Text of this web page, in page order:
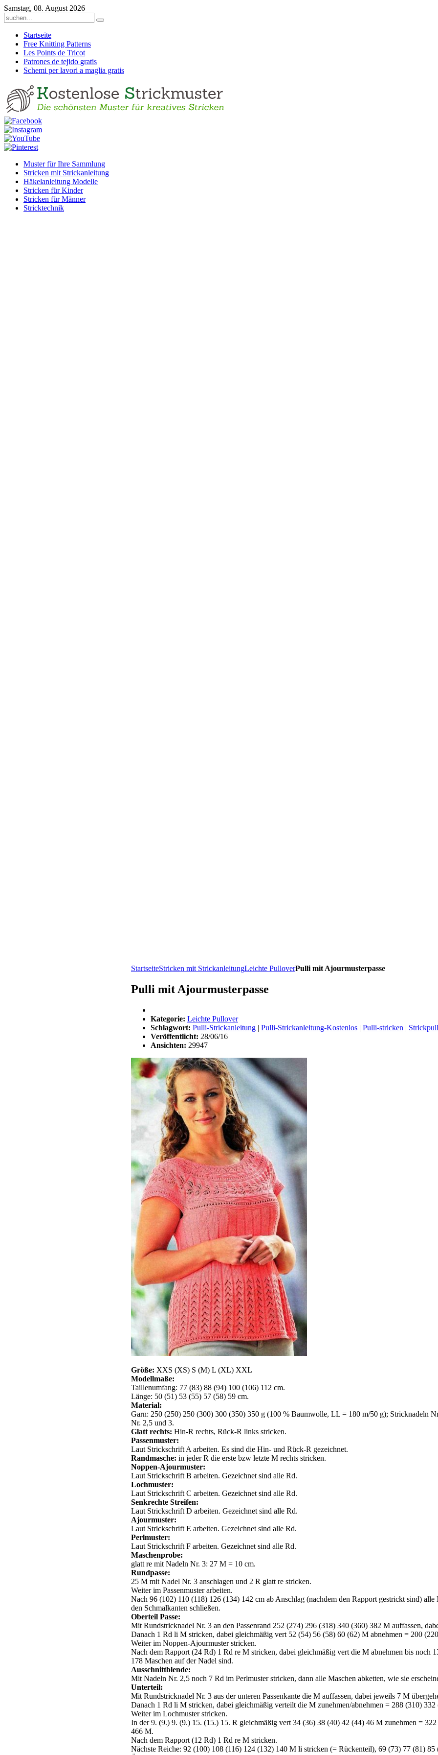
Samstag, 08. August 2026
Startseite
Free Knitting Patterns
Les Points de Tricot
Patrones de tejido gratis
Schemi per lavori a maglia gratis
Muster für Ihre Sammlung
Stricken mit Strickanleitung
Häkelanleitung Modelle
Stricken für Kinder
Stricken für Männer
Stricktechnik
StartseiteStricken mit StrickanleitungLeichte PulloverPulli mit Ajourmusterpasse
Pulli mit Ajourmusterpasse
Kategorie: Leichte Pullover
Schlagwort: Pulli-Strickanleitung | Pulli-Strickanleitung-Kostenlos | Pulli-stricken |
Veröffentlicht: 28/06/16
Ansichten: 29947
Größe: XXS (XS) S (M) L (XL) XXL
Modellmaße:
Taillenumfang: 77 (83) 88 (94) 100 (106) 112 cm.
Länge: 50 (51) 53 (55) 57 (58) 59 cm.
Material:
Garn: 250 (250) 250 (300) 300 (350) 350 g (100 % Baumwolle, LL = 180 m/50 g); Stricknadeln
Nr. 2,5 und 3.
Glatt rechts: Hin-R rechts, Rück-R links stricken.
Passenmuster:
Laut Strickschrift A arbeiten. Es sind die Hin- und Rück-R gezeichnet.
Randmasche: in jeder R die erste bzw letzte M rechts stricken.
Noppen-Ajourmuster:
Laut Strickschrift B arbeiten. Gezeichnet sind alle Rd.
Lochmuster:
Laut Strickschrift C arbeiten. Gezeichnet sind alle Rd.
Senkrechte Streifen:
Laut Strickschrift D arbeiten. Gezeichnet sind alle Rd.
Ajourmuster:
Laut Strickschrift E arbeiten. Gezeichnet sind alle Rd.
Perlmuster:
Laut Strickschrift F arbeiten. Gezeichnet sind alle Rd.
Maschenprobe:
glatt re mit Nadeln Nr. 3: 27 M = 10 cm.
Rundpasse:
25 M mit Nadel Nr. 3 anschlagen und 2 R glatt re stricken.
Weiter im Passenmuster arbeiten.
Nach 96 (102) 110 (118) 126 (134) 142 cm ab Anschlag (nachdem den Rapport gestrickt sind) alle
den Schmalkanten schließen.
Oberteil Passe:
Mit Rundstricknadel Nr. 3 an den Passenrand 252 (274) 296 (318) 340 (360) 382 M auffassen,
Danach 1 Rd li M stricken, dabei gleichmäßig vert 52 (54) 56 (58) 60 (62) M abnehmen = 200
Weiter im Noppen-Ajourmuster stricken.
Nach dem Rapport (24 Rd) 1 Rd re M stricken, dabei gleichmäßig vert die M abnehmen bis noch
178 Maschen auf der Nadel sind.
Ausschnittblende:
Mit Nadeln Nr. 2,5 noch 7 Rd im Perlmuster stricken, dann alle Maschen abketten, wie sie
Unterteil:
Mit Rundstricknadel Nr. 3 aus der unteren Passenkante die M auffassen, dabei jeweils 7 M
Danach 1 Rd li M stricken, dabei gleichmäßig verteilt die M zunehmen/abnehmen = 288 (310)
Weiter im Lochmuster stricken.
In der 9. (9.) 9. (9.) 15. (15.) 15. R gleichmäßig vert 34 (36) 38 (40) 42 (44) 46 M zunehmen =
466 M.
Nach dem Rapport (12 Rd) 1 Rd re M stricken.
Nächste Reiche: 92 (100) 108 (116) 124 (132) 140 M li stricken (= Rückenteil), 69 (73) 77 (81)